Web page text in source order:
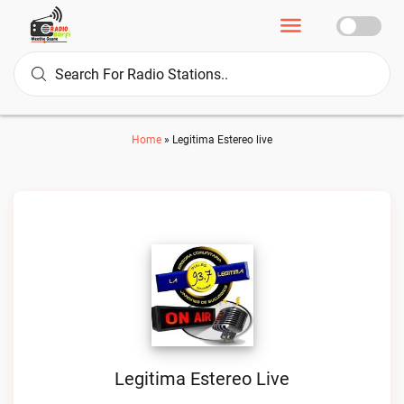
Home » Legitima Estereo live
Legitima Estereo Live